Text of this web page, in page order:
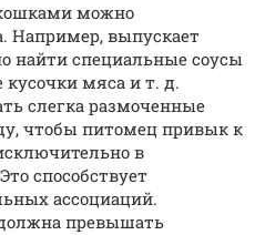
можно
Например, выпускает
найти специальные соусы
мяса и т. д.
слегка размоченные
чтобы питомец привык к
в
способствует
ассоциаций.
превышать